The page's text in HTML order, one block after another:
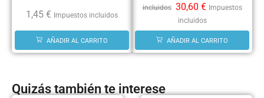
1,45 € Impuestos incluidos
AÑADIR AL CARRITO
incluidos 30,60 €
Impuestos
incluidos
AÑADIR AL CARRITO
Quizás también te interese